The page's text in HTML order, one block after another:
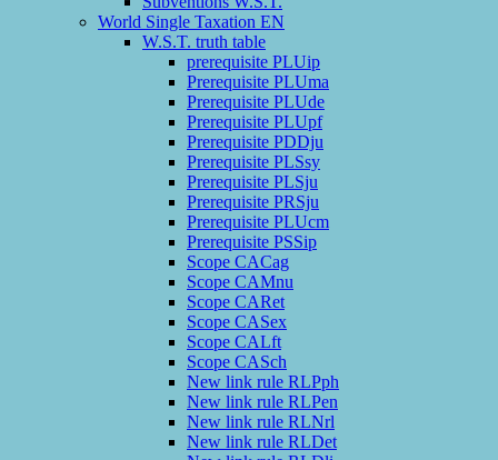
World Single Taxation EN
W.S.T. truth table
prerequisite PLUip
Prerequisite PLUma
Prerequisite PLUde
Prerequisite PLUpf
Prerequisite PDDju
Prerequisite PLSsy
Prerequisite PLSju
Prerequisite PRSju
Prerequisite PLUcm
Prerequisite PSSip
Scope CACag
Scope CAMnu
Scope CARet
Scope CASex
Scope CALft
Scope CASch
New link rule RLPph
New link rule RLPen
New link rule RLNrl
New link rule RLDet